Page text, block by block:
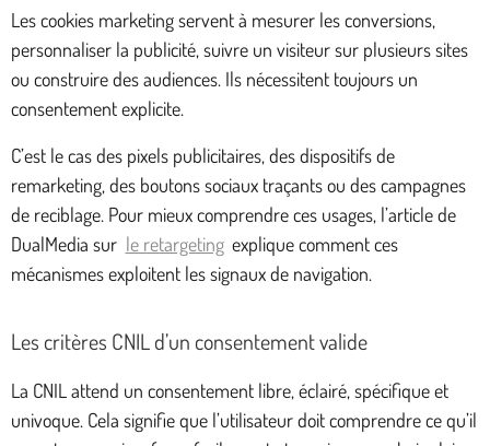
Les cookies marketing servent à mesurer les conversions,
personnaliser la publicité, suivre un visiteur sur plusieurs sites
ou construire des audiences. Ils nécessitent toujours un
consentement explicite.
C’est le cas des pixels publicitaires, des dispositifs de
remarketing, des boutons sociaux traçants ou des campagnes
de reciblage. Pour mieux comprendre ces usages, l’article de
DualMedia sur le retargeting explique comment ces
mécanismes exploitent les signaux de navigation.
Les critères CNIL d’un consentement valide
La CNIL attend un consentement libre, éclairé, spécifique et
univoque. Cela signifie que l’utilisateur doit comprendre ce qu’il